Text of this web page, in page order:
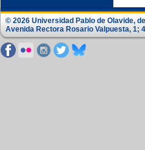
© 2026 Universidad Pablo de Olavide,
Avenida Rectora Rosario Valpuesta, 1;